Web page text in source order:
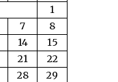
1
7
8
14
15
21
22
28
29